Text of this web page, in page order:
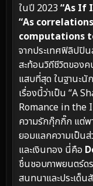
ในปี 2023 “As If
“As
computations
จากประเทศฟิลิปปิน
สะท้อนวิถีชีวิตของ
แสบที่สุด ในฐานะนั
เรื่องนี้ว่าเป็น “A
Romance in the
ความรักกุ๊กกิ๊ก แต่พ
ยอมแลกความเป็นส่
และเงินทอง นี่คือ
ชื่นชอบภาพยนตร์ด
สนทนาและประเด็